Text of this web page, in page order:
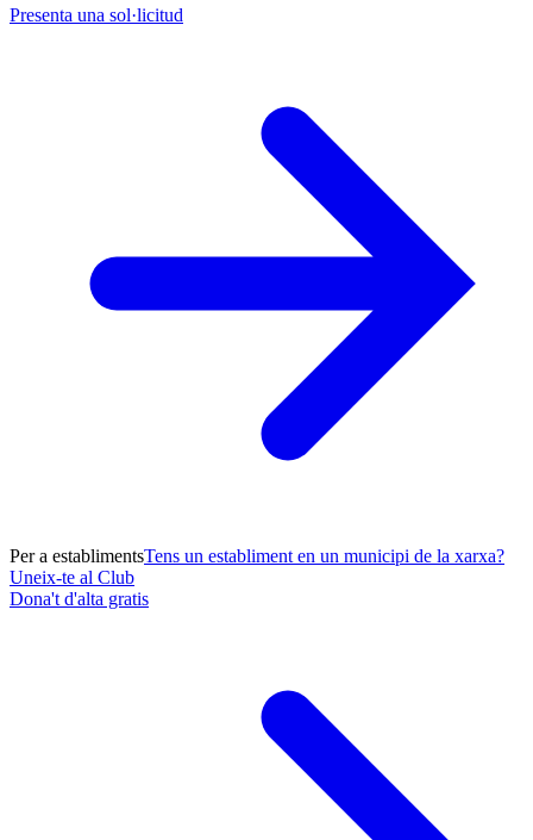
Presenta una sol·licitud
Per a establimentsTens un establiment en un municipi de la xarxa?
Uneix-te al Club
Dona't d'alta gratis